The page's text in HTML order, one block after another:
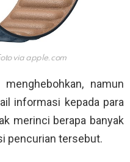
viaapple.com
namun
informasi kepada para
merinci berapa banyak
pencurian tersebut.